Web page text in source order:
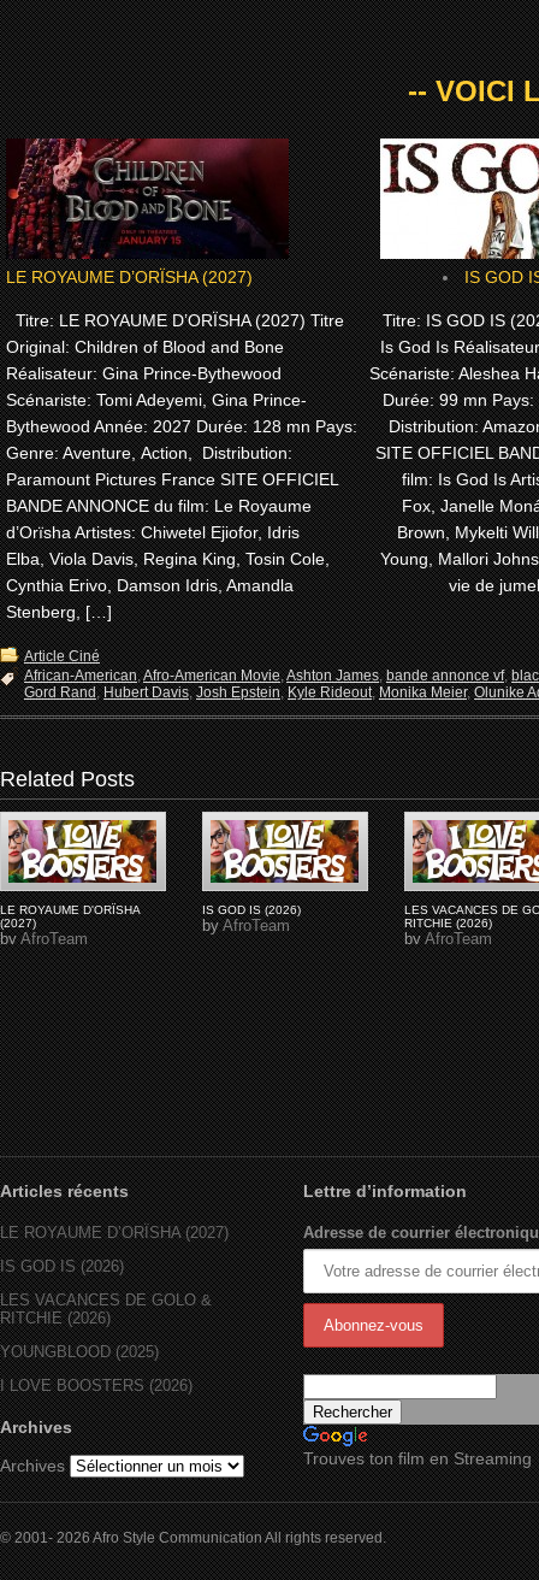
-- VOICI
LE ROYAUME D’ORÏSHA (2027)
Titre: LE ROYAUME D’ORÏSHA (2027) Titre
Original: Children of Blood and Bone
Réalisateur: Gina Prince-Bythewood
Scénariste: Tomi Adeyemi, Gina Prince-
Bythewood Année: 2027 Durée: 128 mn Pays:
Genre: Aventure, Action, Distribution:
Paramount Pictures France SITE OFFICIEL
BANDE ANNONCE du film: Le Royaume
d’Orïsha Artistes: Chiwetel Ejiofor, Idris
Elba, Viola Davis, Regina King, Tosin Cole,
Cynthia Erivo, Damson Idris, Amandla
Stenberg, […]
IS GOD
Titre: IS GOD IS
Is God Is
Scénariste: Aleshea
Durée: 99 mn
Distribution:
SITE OFFICIEL
film: Is God Is
Fox, Janelle
Brown, Mykelti
Young, Mallori
vie de
Article Ciné
African-American,Afro-American Movie,Ashton James,bande annonce vf,
Gord Rand,Hubert Davis,Josh Epstein,Kyle Rideout,Monika Meier,Olunike
Related Posts
LE ROYAUME D'ORÏSHA
(2027)
byAfroTeam
IS GOD IS (2026)
byAfroTeam
LES VACANCES DE
RITCHIE (2026)
byAfroTeam
Articles récents
LE ROYAUME D’ORÏSHA (2027)
IS GOD IS (2026)
LES VACANCES DE GOLO &
RITCHIE (2026)
YOUNGBLOOD (2025)
I LOVE BOOSTERS (2026)
Archives
Archives
Lettre d’information
Adresse de courrier
Trouves ton film en Streaming
© 2001- 2026 Afro Style Communication All rights reserved.